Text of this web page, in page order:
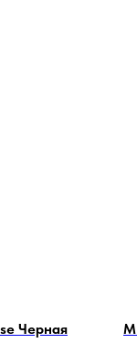
Черная